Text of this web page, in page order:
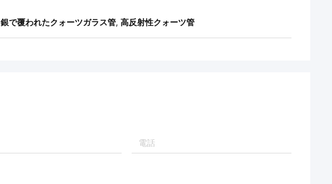
銀で覆われたクォーツガラス管, 高反射性クォーツ管